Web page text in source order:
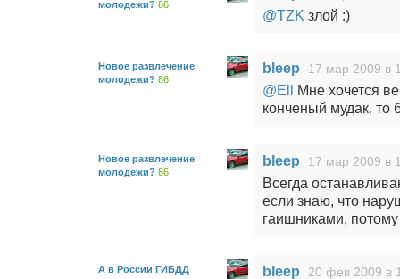
молодежи? 86
@TZK злой :)
Новое развлечение
молодежи? 86
bleep 17 мар 2009 в
@Ell
Мне хочется
конченый мудак, то
Новое развлечение
молодежи? 86
bleep 17 мар 2009 в
Всегда
если знаю, что
гаишниками,
А в России ГИБДД
bleep 20 фев 2009 в